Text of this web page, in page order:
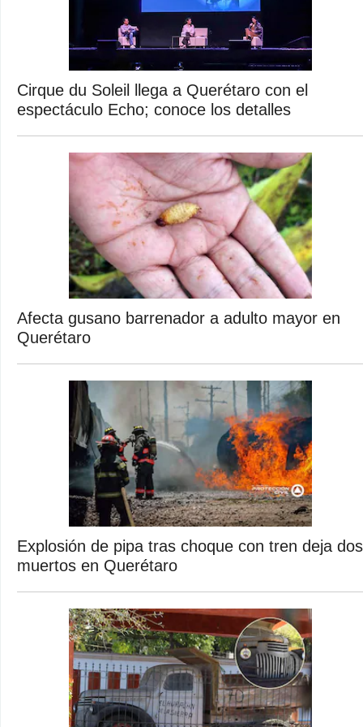
Cirque du Soleil llega a Querétaro con el
espectáculo Echo; conoce los detalles
Afecta gusano barrenador a adulto mayor en
Querétaro
Explosión de pipa tras choque con tren deja dos
muertos en Querétaro